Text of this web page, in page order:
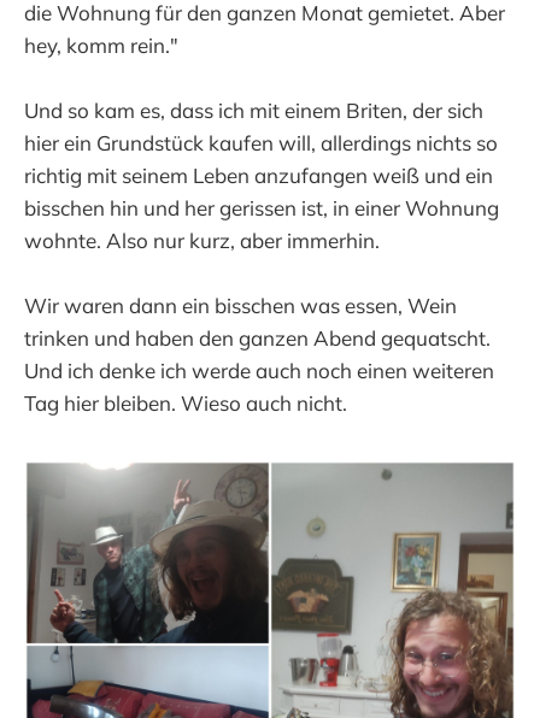
die Wohnung für den ganzen Monat gemietet. Aber
hey, komm rein."
Und so kam es, dass ich mit einem Briten, der sich
hier ein Grundstück kaufen will, allerdings nichts so
richtig mit seinem Leben anzufangen weiß und ein
bisschen hin und her gerissen ist, in einer Wohnung
wohnte. Also nur kurz, aber immerhin.
Wir waren dann ein bisschen was essen, Wein
trinken und haben den ganzen Abend gequatscht.
Und ich denke ich werde auch noch einen weiteren
Tag hier bleiben. Wieso auch nicht.